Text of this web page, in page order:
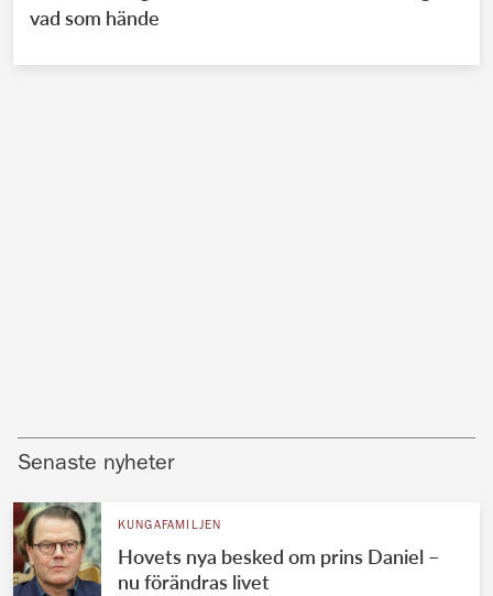
vad som hände
Senaste nyheter
KUNGAFAMILJEN
Hovets nya besked om prins Daniel –
nu förändras livet